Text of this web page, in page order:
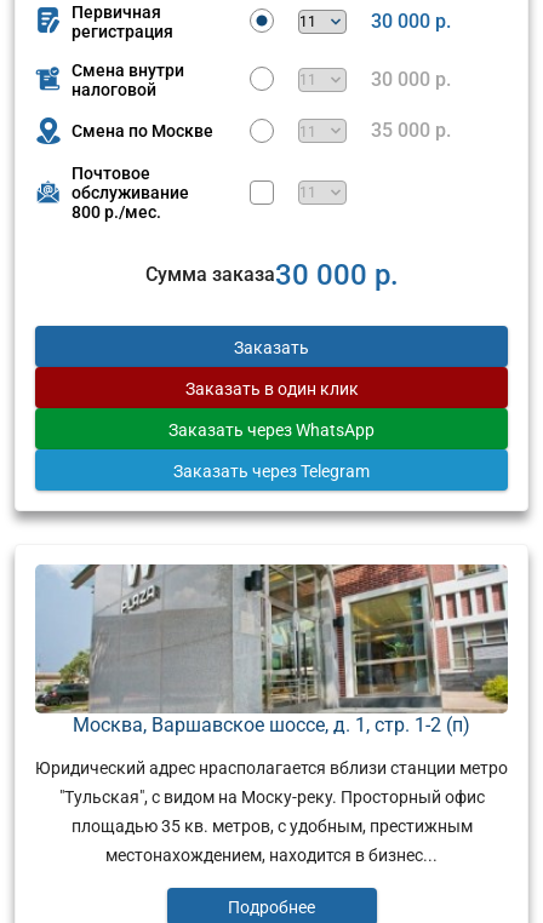
Первичная
регистрация
30 000 р.
Смена внутри
налоговой
30 000 р.
Смена по Москве 35 000 р.
Почтовое
обслуживание
800 р./мес.
Сумма заказа30 000 р.
Заказать
Заказать в один клик
Заказать через WhatsApp
Заказать через Telegram
Москва, Варшавское шоссе, д. 1, стр. 1-2 (п)
Юридический адрес нрасполагается вблизи станции метро
"Тульская", с видом на Моску-реку. Просторный офис
площадью 35 кв. метров, с удобным, престижным
местонахождением, находится в бизнес...
Подробнее